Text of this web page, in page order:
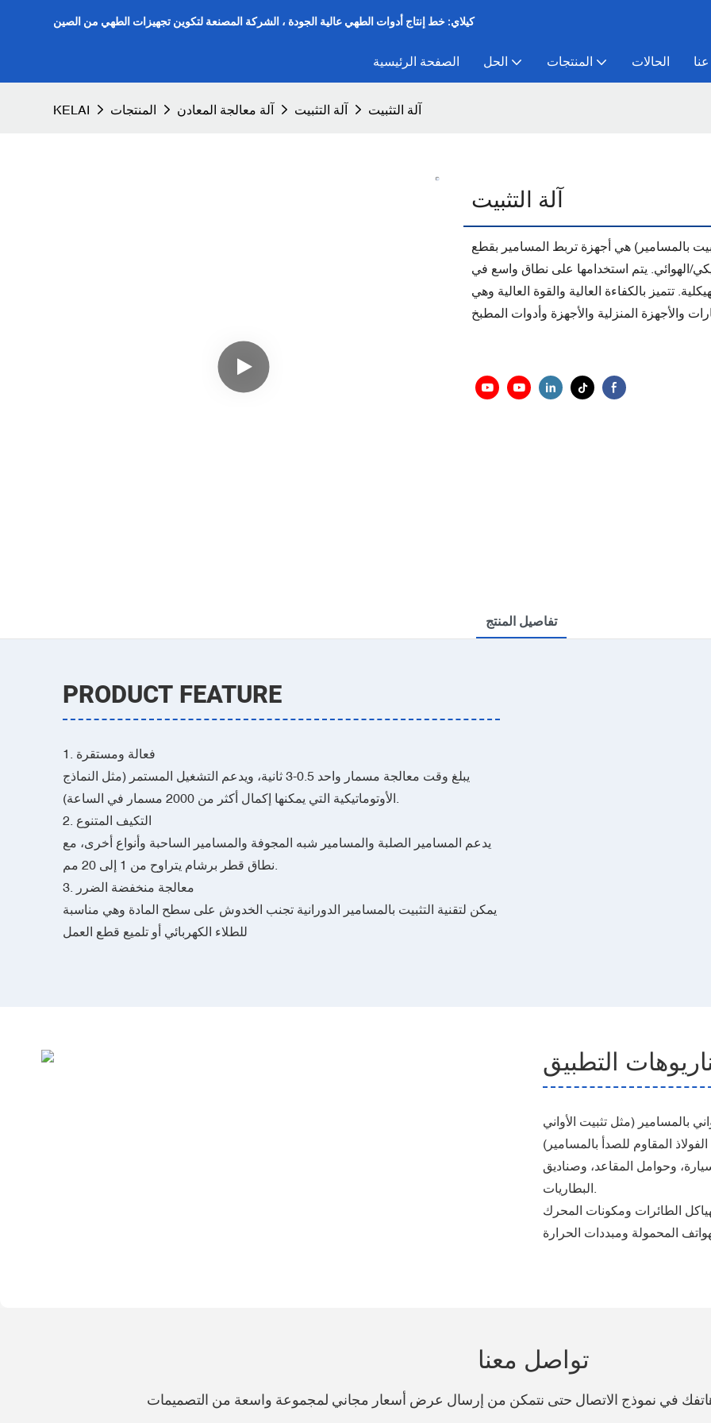
كيلاي: خط إنتاج أدوات الطهي عالية الجودة ، الشركة المصنعة لتكوين تجهيزات الطهي من الصين
الصفحة الرئيسية الحل المنتجات الحالات عنا
KELAI المنتجات آلة معالجة المعادن آلة التثبيت آلة التثبيت
آلة التثبيت
بالمسامير) هي أجهزة تربط المسامير بقطع
الهوائي. يتم استخدامها على نطاق واسع في
تتميز بالكفاءة العالية والقوة العالية وهي
تفاصيل المنتج
PRODUCT FEATURE
‌‌1. فعالة ومستقرة
يبلغ وقت معالجة مسمار واحد 0.5-3 ثانية، ويدعم التشغيل المستمر (مثل النماذج
2. التكيف المتنوع
يدعم المسامير الصلبة والمسامير شبه المجوفة والمسامير الساحبة وأنواع أخرى، مع
3. معالجة منخفضة الضرر
يمكن لتقنية التثبيت بالمسامير الدورانية تجنب الخدوش على سطح المادة وهي مناسبة
التطبيق
بالمسامير (مثل تثبيت الأواني
وحوامل المقاعد، وصناديق
تواصل معنا
في نموذج الاتصال حتى نتمكن من إرسال عرض أسعار مجاني لمجموعة واسعة من التصميمات